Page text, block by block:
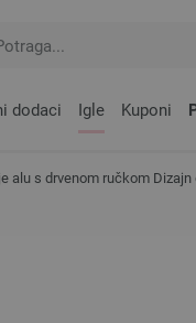
dodaci Igle Kuponi
alu s drvenom ručkom Dizajn